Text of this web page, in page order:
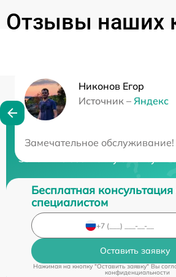
Отзывы наших
Никонов Егор
Источник – Яндекс
Замечательное
Нужна
Закажите бесплатную
Бесплатная консультация
специалистом
Оставить заявку
Нажимая на кнопку "Оставить заявку" Вы
конфиденциальности